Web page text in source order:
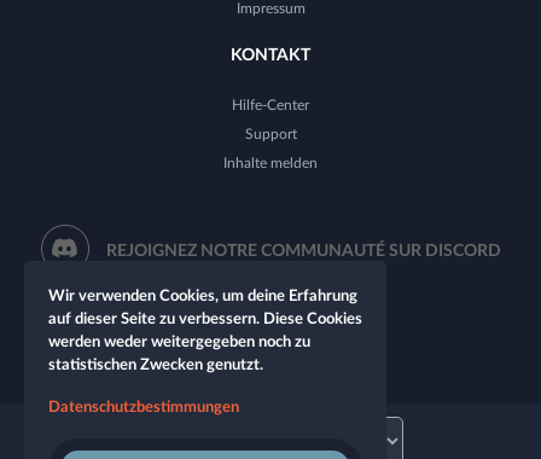
Impressum
KONTAKT
Hilfe-Center
Support
Inhalte melden
REJOIGNEZ NOTRE COMMUNAUTÉ SUR DISCORD
Wir verwenden Cookies, um deine Erfahrung
auf dieser Seite zu verbessern. Diese Cookies
werden weder weitergegeben noch zu
statistischen Zwecken genutzt.
Datenschutzbestimmungen